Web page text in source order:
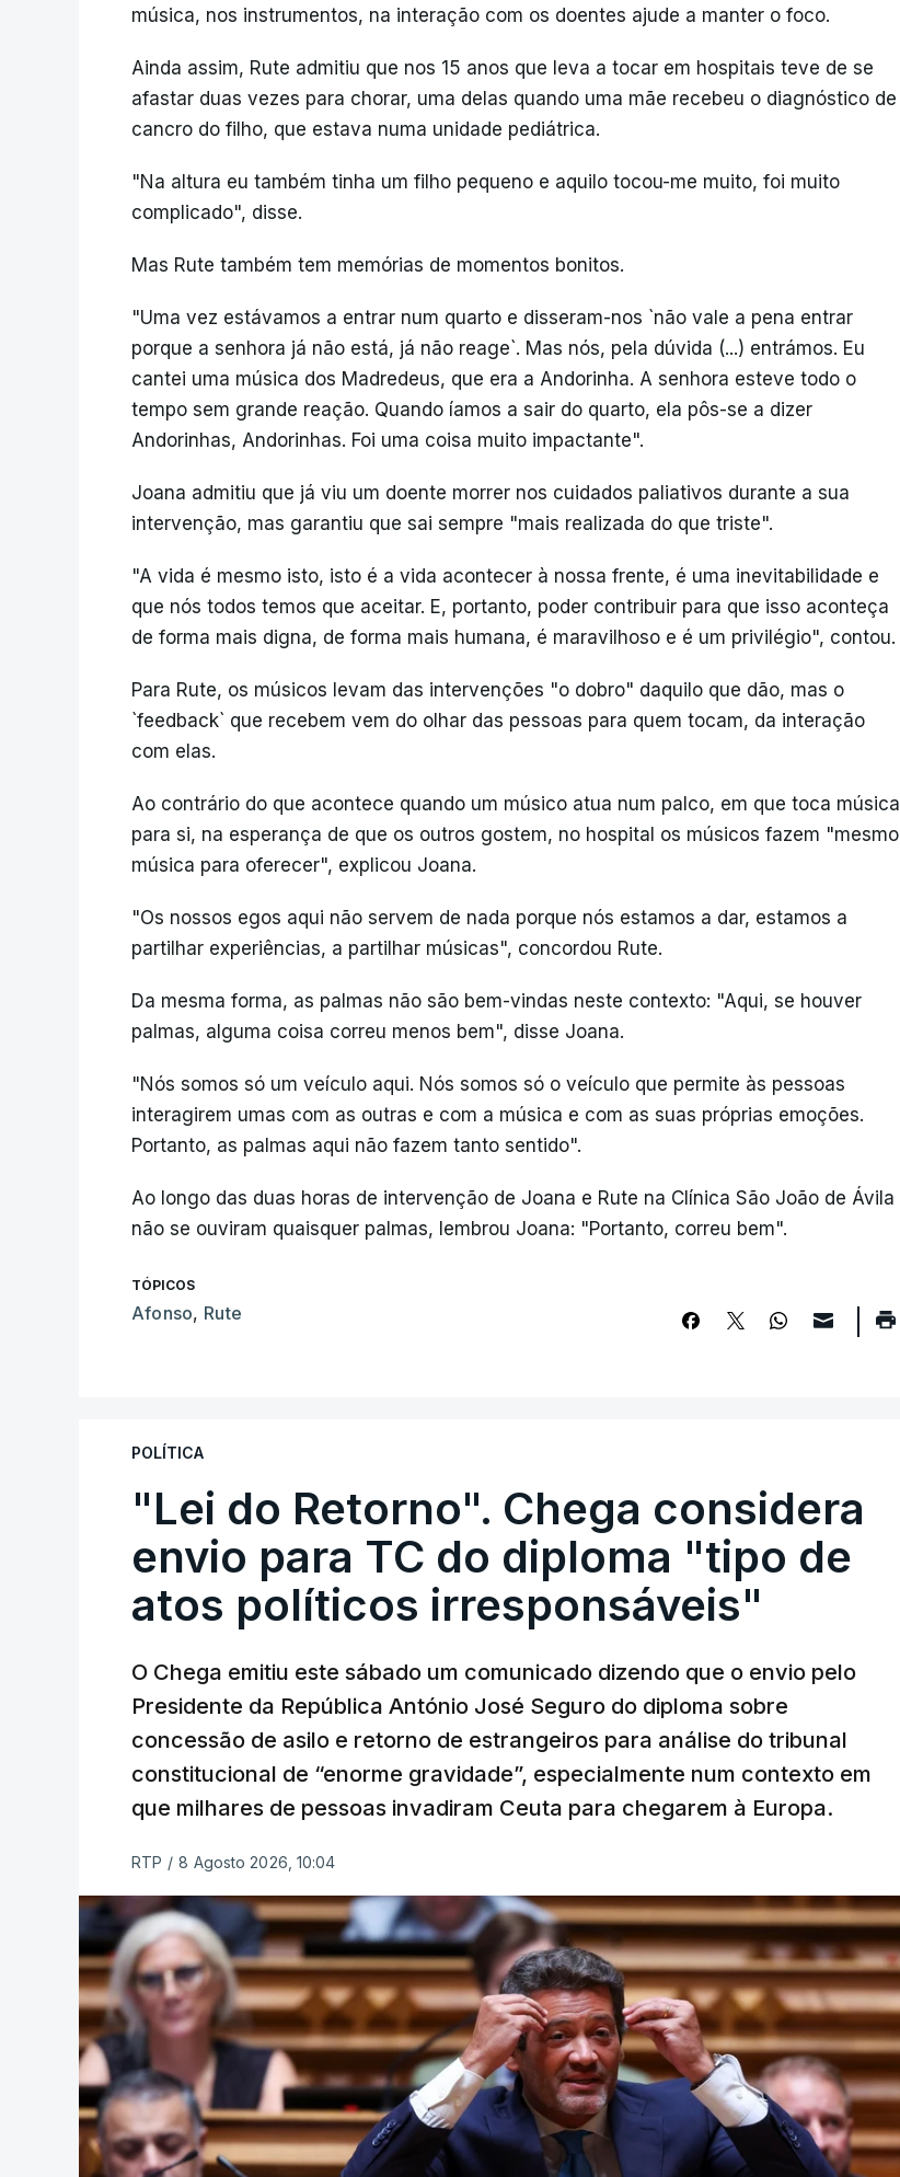
música, nos instrumentos, na interação com os doentes ajude a manter o foco.
Ainda assim, Rute admitiu que nos 15 anos que leva a tocar em hospitais teve de se
afastar duas vezes para chorar, uma delas quando uma mãe recebeu o diagnóstico de
cancro do filho, que estava numa unidade pediátrica.
"Na altura eu também tinha um filho pequeno e aquilo tocou-me muito, foi muito
complicado", disse.
Mas Rute também tem memórias de momentos bonitos.
"Uma vez estávamos a entrar num quarto e disseram-nos `não vale a pena entrar
porque a senhora já não está, já não reage`. Mas nós, pela dúvida (...) entrámos. Eu
cantei uma música dos Madredeus, que era a Andorinha. A senhora esteve todo o
tempo sem grande reação. Quando íamos a sair do quarto, ela pôs-se a dizer
Andorinhas, Andorinhas. Foi uma coisa muito impactante".
Joana admitiu que já viu um doente morrer nos cuidados paliativos durante a sua
intervenção, mas garantiu que sai sempre "mais realizada do que triste".
"A vida é mesmo isto, isto é a vida acontecer à nossa frente, é uma inevitabilidade e
que nós todos temos que aceitar. E, portanto, poder contribuir para que isso aconteça
de forma mais digna, de forma mais humana, é maravilhoso e é um privilégio", contou.
Para Rute, os músicos levam das intervenções "o dobro" daquilo que dão, mas o
`feedback` que recebem vem do olhar das pessoas para quem tocam, da interação
com elas.
Ao contrário do que acontece quando um músico atua num palco, em que toca música
para si, na esperança de que os outros gostem, no hospital os músicos fazem "mesmo
música para oferecer", explicou Joana.
"Os nossos egos aqui não servem de nada porque nós estamos a dar, estamos a
partilhar experiências, a partilhar músicas", concordou Rute.
Da mesma forma, as palmas não são bem-vindas neste contexto: "Aqui, se houver
palmas, alguma coisa correu menos bem", disse Joana.
"Nós somos só um veículo aqui. Nós somos só o veículo que permite às pessoas
interagirem umas com as outras e com a música e com as suas próprias emoções.
Portanto, as palmas aqui não fazem tanto sentido".
Ao longo das duas horas de intervenção de Joana e Rute na Clínica São João de Ávila
não se ouviram quaisquer palmas, lembrou Joana: "Portanto, correu bem".
TÓPICOS
Afonso, Rute
POLÍTICA
"Lei do Retorno". Chega considera
envio para TC do diploma "tipo de
atos políticos irresponsáveis"
O Chega emitiu este sábado um comunicado dizendo que o envio pelo
Presidente da República António José Seguro do diploma sobre
concessão de asilo e retorno de estrangeiros para análise do tribunal
constitucional de “enorme gravidade”, especialmente num contexto em
que milhares de pessoas invadiram Ceuta para chegarem à Europa.
RTP / 8 Agosto 2026, 10:04